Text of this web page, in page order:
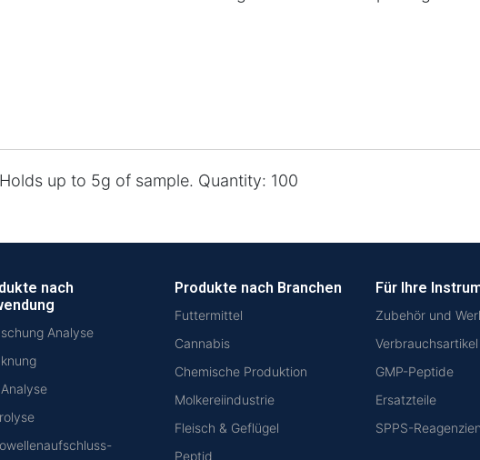
up to 5g of sample. Quantity: 100
nach
Analyse
Produkte nach Branchen
Futtermittel
Cannabis
Chemische Produktion
Molkereiindustrie
Fleisch & Geflügel
Peptid
Für Ihre
Zubehör und
Verbrauchsartikel
GMP-Peptide
Ersatzteile
SPPS-Reagenzien